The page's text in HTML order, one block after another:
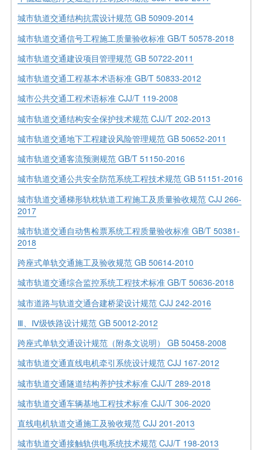
城市轨道交通结构抗震设计规范 GB 50909-2014
城市轨道交通信号工程施工质量验收标准 GB/T 50578-2018
城市轨道交通建设项目管理规范 GB 50722-2011
城市轨道交通工程基本术语标准 GB/T 50833-2012
城市公共交通工程术语标准 CJJ/T 119-2008
城市轨道交通结构安全保护技术规范 CJJ/T 202-2013
城市轨道交通地下工程建设风险管理规范 GB 50652-2011
城市轨道交通客流预测规范 GB/T 51150-2016
城市轨道交通公共安全防范系统工程技术规范 GB 51151-2016
城市轨道交通梯形轨枕轨道工程施工及质量验收规范 CJJ 266-
2017
城市轨道交通自动售检票系统工程质量验收标准 GB/T 50381-
2018
跨座式单轨交通施工及验收规范 GB 50614-2010
城市轨道交通综合监控系统工程技术标准 GB/T 50636-2018
城市道路与轨道交通合建桥梁设计规范 CJJ 242-2016
Ⅲ、Ⅳ级铁路设计规范 GB 50012-2012
跨座式单轨交通设计规范（附条文说明） GB 50458-2008
城市轨道交通直线电机牵引系统设计规范 CJJ 167-2012
城市轨道交通隧道结构养护技术标准 CJJ/T 289-2018
城市轨道交通车辆基地工程技术标准 CJJ/T 306-2020
直线电机轨道交通施工及验收规范 CJJ 201-2013
城市轨道交通接触轨供电系统技术规范 CJJ/T 198-2013